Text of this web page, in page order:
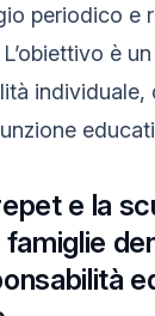
periodico e
è
individuale,
e la